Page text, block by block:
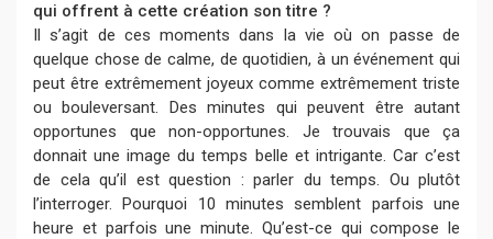
qui offrent à cette création son titre ?
Il s’agit de ces moments dans la vie où on passe de
quelque chose de calme, de quotidien, à un événement qui
peut être extrêmement joyeux comme extrêmement triste
ou bouleversant. Des minutes qui peuvent être autant
opportunes que non-opportunes. Je trouvais que ça
donnait une image du temps belle et intrigante. Car c’est
de cela qu’il est question : parler du temps. Ou plutôt
l’interroger. Pourquoi 10 minutes semblent parfois une
heure et parfois une minute. Qu’est-ce qui compose le